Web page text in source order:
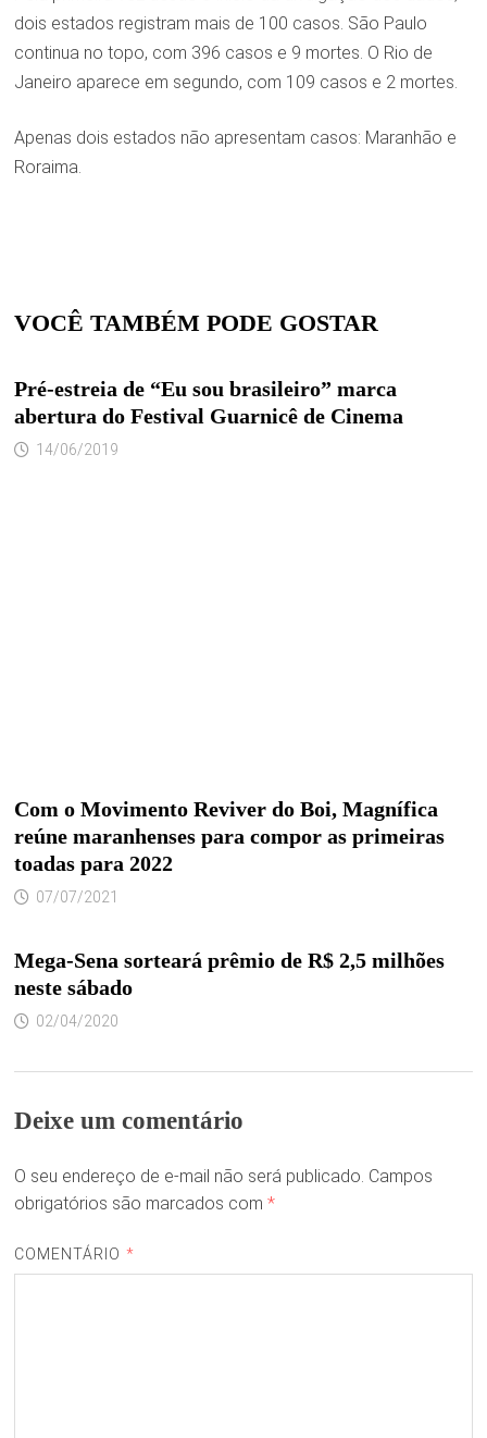
dois estados registram mais de 100 casos. São Paulo
continua no topo, com 396 casos e 9 mortes. O Rio de
Janeiro aparece em segundo, com 109 casos e 2 mortes.
Apenas dois estados não apresentam casos: Maranhão e
Roraima.
VOCÊ TAMBÉM PODE GOSTAR
Pré-estreia de “Eu sou brasileiro” marca
abertura do Festival Guarnicê de Cinema
14/06/2019
Com o Movimento Reviver do Boi, Magnífica
reúne maranhenses para compor as primeiras
toadas para 2022
07/07/2021
Mega-Sena sorteará prêmio de R$ 2,5 milhões
neste sábado
02/04/2020
Deixe um comentário
O seu endereço de e-mail não será publicado. Campos
obrigatórios são marcados com *
COMENTÁRIO *